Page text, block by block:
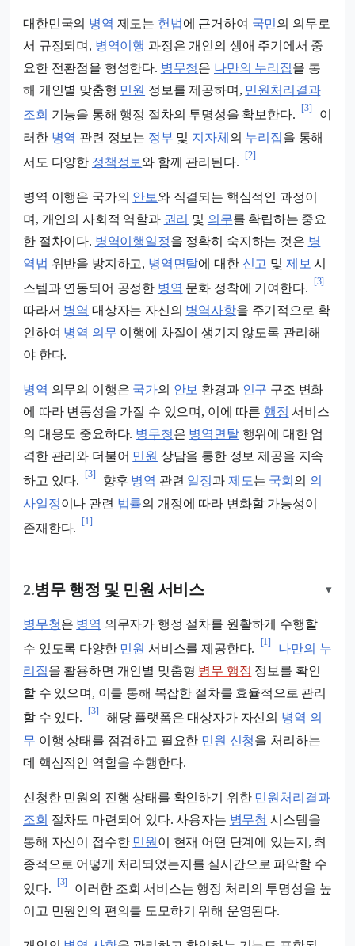
대한민국의 병역 제도는 헌법에 근거하여 국민의 의무로
서 규정되며, 병역이행 과정은 개인의 생애 주기에서 중
요한 전환점을 형성한다. 병무청은 나만의 누리집을 통
해 개인별 맞춤형 민원 정보를 제공하며, 민원처리결과
조회 기능을 통해 행정 절차의 투명성을 확보한다.
[3]
이
러한 병역 관련 정보는 정부 및 지자체 의 누리집을 통해
서도 다양한 정책정보 와 함께 관리된다.
[2]
병역 이행은 국가의 안보 와 직결되는 핵심적인 과정이
며, 개인의 사회적 역할과 권리 및 의무를 확립하는 중요
한 절차이다. 병역이행일정을 정확히 숙지하는 것은 병
역법 위반을 방지하고, 병역면탈에 대한 신고 및 제보 시
스템과 연동되어 공정한 병역 문화 정착에 기여한다.
[3]
따라서 병역 대상자는 자신의 병역사항을 주기적으로 확
인하여 병역 의무 이행에 차질이 생기지 않도록 관리해
야 한다.
병역 의무의 이행은 국가의 안보 환경과 인구 구조 변화
에 따라 변동성을 가질 수 있으며, 이에 따른 행정 서비스
의 대응도 중요하다. 병무청은 병역면탈행위에 대한 엄
격한 관리와 더불어 민원 상담을 통한 정보 제공을 지속
하고 있다.
[3]
향후 병역 관련 일정과 제도는 국회 의 의
사일정이나 관련 법률의 개정에 따라 변화할 가능성이
존재한다.
[1]
2.병무 행정 및 민원 서비스 ▾
병무청은 병역 의무자가 행정 절차를 원활하게 수행할
수 있도록 다양한 민원 서비스를 제공한다.
[1]
나만의 누
리집을 활용하면 개인별 맞춤형 병무 행정 정보를 확인
할 수 있으며, 이를 통해 복잡한 절차를 효율적으로 관리
할 수 있다.
[3]
해당 플랫폼은 대상자가 자신의 병역 의
무 이행 상태를 점검하고 필요한 민원 신청을 처리하는
데 핵심적인 역할을 수행한다.
신청한 민원의 진행 상태를 확인하기 위한 민원처리결과
조회 절차도 마련되어 있다. 사용자는 병무청 시스템을
통해 자신이 접수한 민원 이 현재 어떤 단계에 있는지, 최
종적으로 어떻게 처리되었는지를 실시간으로 파악할 수
있다.
[3]
이러한 조회 서비스는 행정 처리의 투명성을 높
이고 민원인의 편의를 도모하기 위해 운영된다.